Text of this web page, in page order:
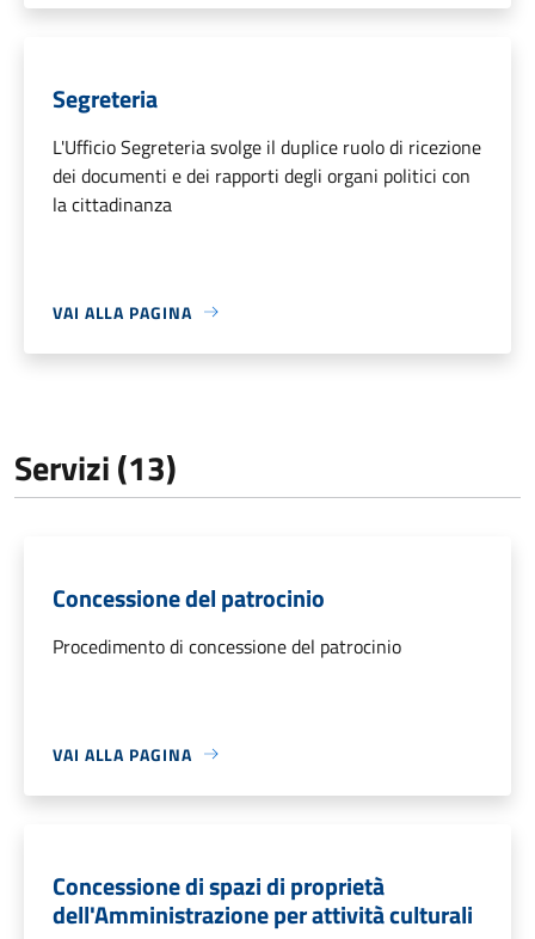
Segreteria
L'Ufficio Segreteria svolge il duplice ruolo di ricezione
dei documenti e dei rapporti degli organi politici con
la cittadinanza
VAI ALLA PAGINA
Servizi (13)
Concessione del patrocinio
Procedimento di concessione del patrocinio
VAI ALLA PAGINA
Concessione di spazi di proprietà
dell'Amministrazione per attività culturali